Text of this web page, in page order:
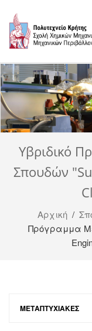
Υβριδικό
Σπουδών
Αρχική /
Πρόγραμμα
ΜΕΤΑΠΤΥΧΙΑΚΈΣ